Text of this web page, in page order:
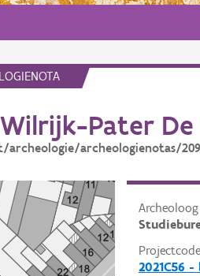
Pater
archeologie/archeologienotas/
Archeoloog
2021C56